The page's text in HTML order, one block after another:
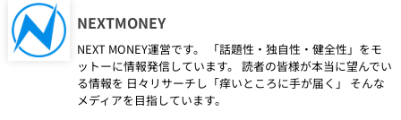
NEXTMONEY
NEXT MONEY運営です。 「話題性・独自性・健全性」をモ
ットーに情報発信しています。 読者の皆様が本当に望んでい
る情報を 日々リサーチし「痒いところに手が届く」 そんな
メディアを目指しています。